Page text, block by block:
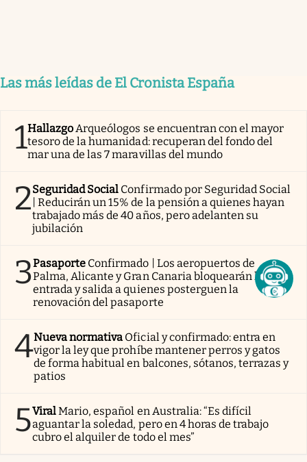
Las más leídas de El Cronista España
1Hallazgo Arqueólogos se encuentran con el mayor
tesoro de la humanidad: recuperan del fondo del
mar una de las 7 maravillas del mundo
2Seguridad Social Confirmado por Seguridad Social
| Reducirán un 15% de la pensión a quienes hayan
trabajado más de 40 años, pero adelanten su
jubilación
3Pasaporte Confirmado | Los aeropuertos de
Palma, Alicante y Gran Canaria bloquearán la
entrada y salida a quienes posterguen la
renovación del pasaporte
4Nueva normativa Oficial y confirmado: entra en
vigor la ley que prohíbe mantener perros y gatos
de forma habitual en balcones, sótanos, terrazas y
patios
5ViralMario, español en Australia: “Es difícil
aguantar la soledad, pero en 4 horas de trabajo
cubro el alquiler de todo el mes”